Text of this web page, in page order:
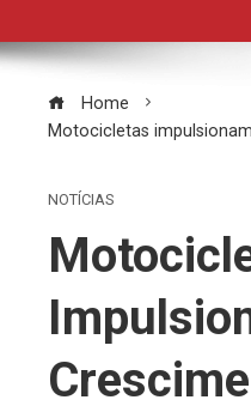
Home
Motocicletas
NOTÍCIAS